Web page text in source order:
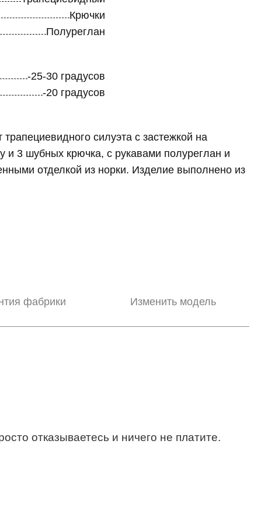
Крючки
Полуреглан
-25-30 градусов
-20 градусов
силуэта с застежкой на
и 3 шубных крючка, с рукавами полуреглан и
отделкой из норки. Изделие выполнено из
фабрики Изменить модель
отказываетесь и ничего не платите.